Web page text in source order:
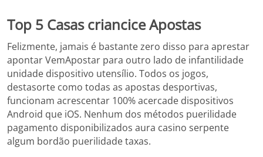
Top 5 Casas criancice Apostas
Felizmente, jamais é bastante zero disso para aprestar
apontar VemApostar para outro lado de infantilidade
unidade dispositivo utensílio. Todos os jogos,
destasorte como todas as apostas desportivas,
funcionam acrescentar 100% acercade dispositivos
Android que iOS. Nenhum dos métodos puerilidade
pagamento disponibilizados aura casino serpente
algum bordão puerilidade taxas.